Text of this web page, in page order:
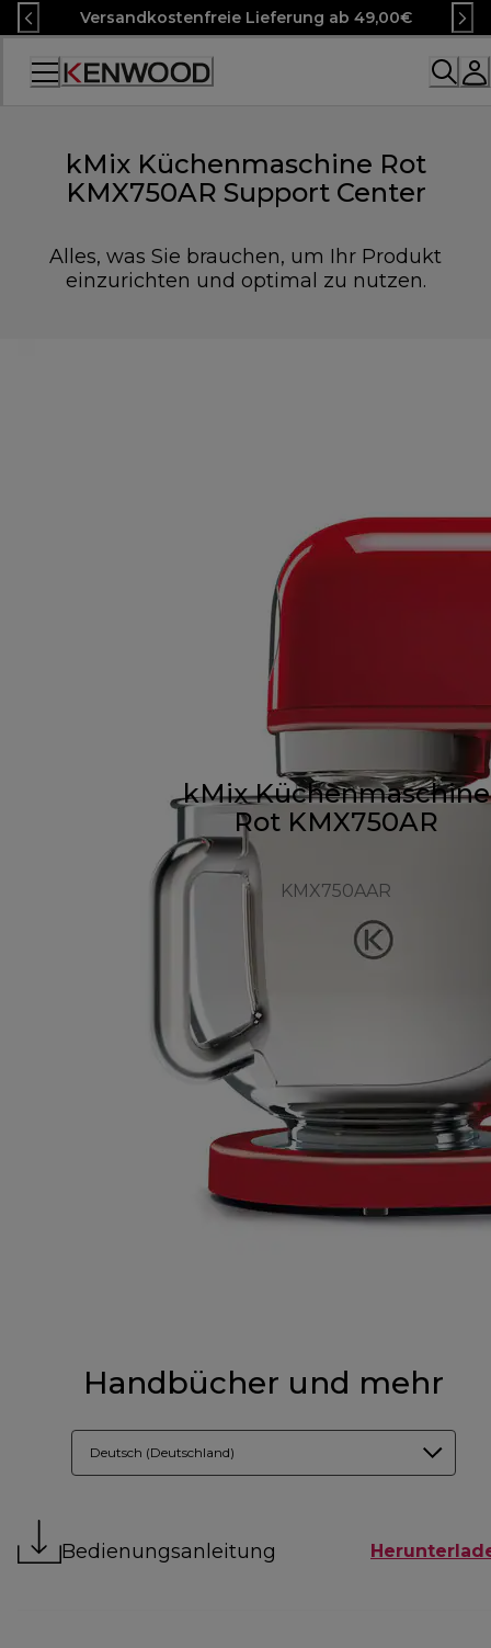
Skip
to
Content
Versandkostenfreie Lieferung ab 49,00€
Accessibility
kMix Küchenmaschine Rot
KMX750AR Support Center
Alles, was Sie brauchen, um Ihr Produkt
einzurichten und optimal zu nutzen.
kMix Küchenmaschine
Rot KMX750AR
KMX750AAR
Handbücher und mehr
Deutsch (Deutschland)
Bedienungsanleitung